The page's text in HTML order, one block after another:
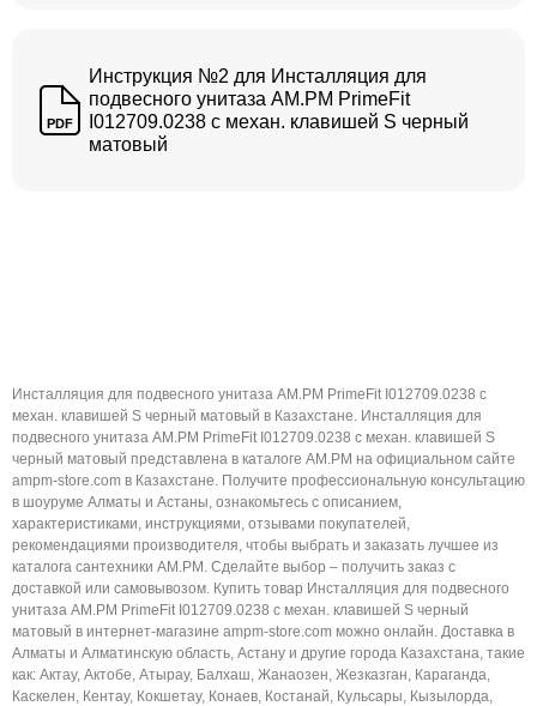
PDF
Инструкция №2 для Инсталляция для
подвесного унитаза AM.PM PrimeFit
I012709.0238 с механ. клавишей S черный
матовый
Инсталляция для подвесного унитаза AM.PM PrimeFit I012709.0238 с
механ. клавишей S черный матовый в Казахстане. Инсталляция для
подвесного унитаза AM.PM PrimeFit I012709.0238 с механ. клавишей S
черный матовый представлена в каталоге AM.PM на официальном сайте
ampm-store.com в Казахстане. Получите профессиональную консультацию
в шоуруме Алматы и Астаны, ознакомьтесь с описанием,
характеристиками, инструкциями, отзывами покупателей,
рекомендациями производителя, чтобы выбрать и заказать лучшее из
каталога сантехники AM.PM. Сделайте выбор – получить заказ с
доставкой или самовывозом. Купить товар Инсталляция для подвесного
унитаза AM.PM PrimeFit I012709.0238 с механ. клавишей S черный
матовый в интернет-магазине ampm-store.com можно онлайн. Доставка в
Алматы и Алматинскую область, Астану и другие города Казахстана, такие
как: Актау, Актобе, Атырау, Балхаш, Жанаозен, Жезказган, Караганда,
Каскелен, Кентау, Кокшетау, Конаев, Костанай, Кульсары, Кызылорда,